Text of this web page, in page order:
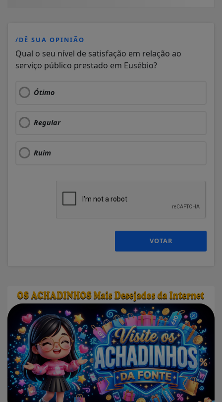
/DÊ SUA OPINIÃO
Qual o seu nível de satisfação em relação ao
serviço público prestado em Eusébio?
Ótimo
Regular
Ruim
VOTAR